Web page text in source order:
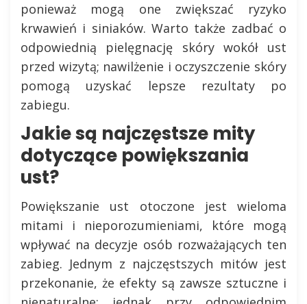
ponieważ mogą one zwiększać ryzyko
krwawień i siniaków. Warto także zadbać o
odpowiednią pielęgnację skóry wokół ust
przed wizytą; nawilżenie i oczyszczenie skóry
pomogą uzyskać lepsze rezultaty po
zabiegu.
Jakie są najczęstsze mity
dotyczące powiększania
ust?
Powiększanie ust otoczone jest wieloma
mitami i nieporozumieniami, które mogą
wpływać na decyzje osób rozważających ten
zabieg. Jednym z najczęstszych mitów jest
przekonanie, że efekty są zawsze sztuczne i